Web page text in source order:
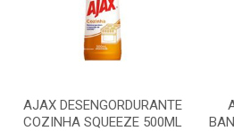
AJAX DESENGORDURANTE
COZINHA SQUEEZE 500ML